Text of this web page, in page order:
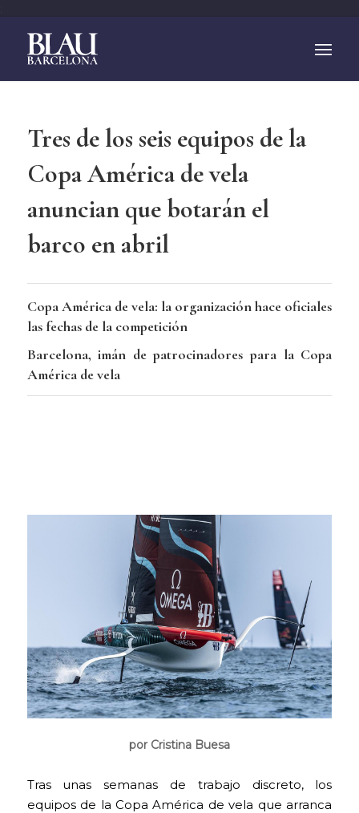
Tres de los seis equipos de la
Copa América de vela
anuncian que botarán el
barco en abril
Copa América de vela: la organización hace oficiales
las fechas de la competición
Barcelona, imán de patrocinadores para la Copa
América de vela
por Cristina Buesa
Tras unas semanas de trabajo discreto, los
equipos de la Copa América de vela que arranca